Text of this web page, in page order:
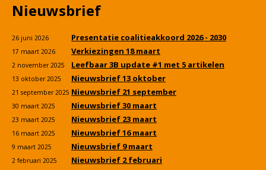
Nieuwsbrief
26 juni 2026 Presentatie coalitieakkoord 2026 - 2030
17 maart 2026 Verkiezingen 18 maart
2 november 2025 Leefbaar 3B update #1 met 5 artikelen
13 oktober 2025 Nieuwsbrief 13 oktober
21 september 2025 Nieuwsbrief 21 september
30 maart 2025 Nieuwsbrief 30 maart
23 maart 2025 Nieuwsbrief 23 maart
16 maart 2025 Nieuwsbrief 16 maart
9 maart 2025 Nieuwsbrief 9 maart
2 februari 2025 Nieuwsbrief 2 februari